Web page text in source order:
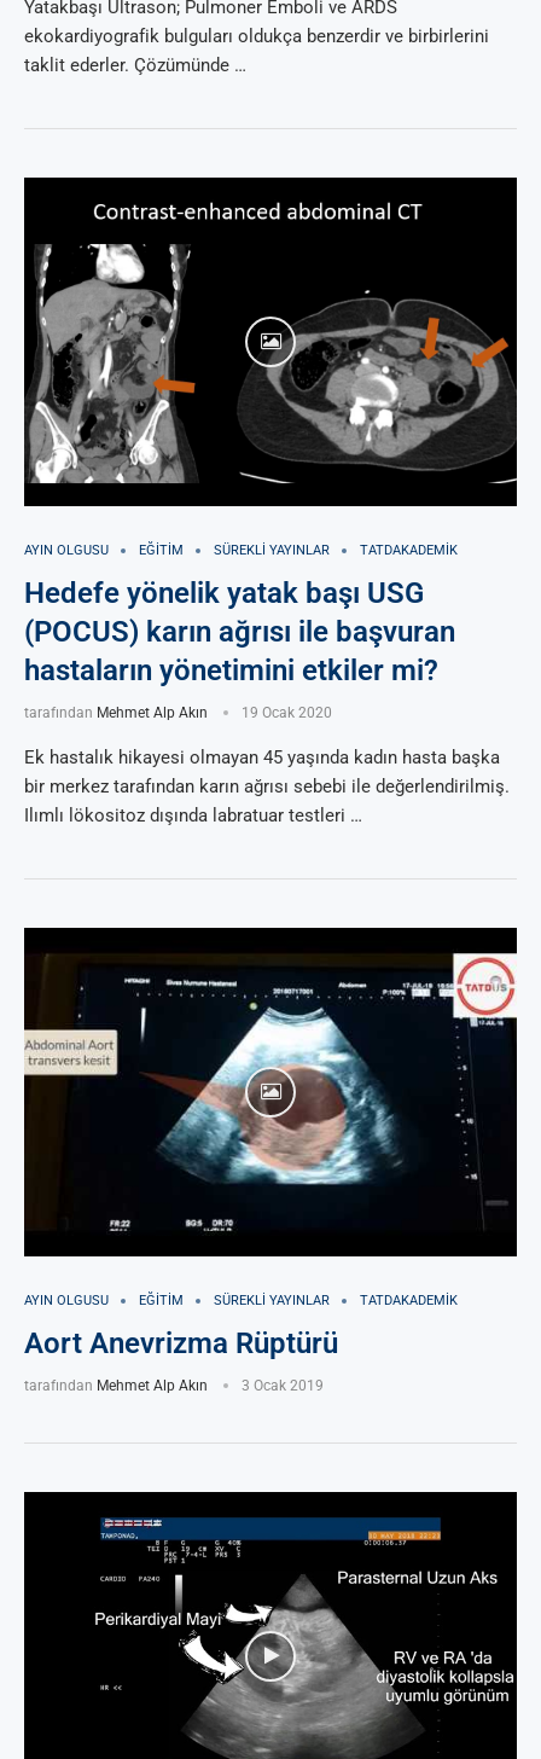
Yatakbaşı Ultrason; Pulmoner Emboli ve ARDS
ekokardiyografik bulguları oldukça benzerdir ve birbirlerini
taklit ederler. Çözümünde …
AYIN OLGUSU EĞITIM SÜREKLI YAYINLAR TATDAKADEMIK
Hedefe yönelik yatak başı USG
(POCUS) karın ağrısı ile başvuran
hastaların yönetimini etkiler mi?
tarafından Mehmet Alp Akın 19 Ocak 2020
Ek hastalık hikayesi olmayan 45 yaşında kadın hasta başka
bir merkez tarafından karın ağrısı sebebi ile değerlendirilmiş.
Ilımlı lökositoz dışında labratuar testleri …
AYIN OLGUSU EĞITIM SÜREKLI YAYINLAR TATDAKADEMIK
Aort Anevrizma Rüptürü
tarafından Mehmet Alp Akın 3 Ocak 2019